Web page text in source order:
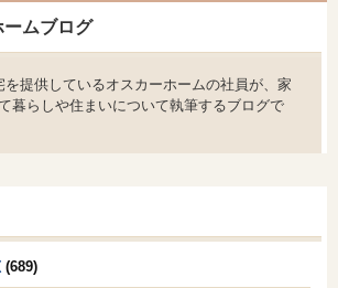
ームブログ
を提供しているオスカーホームの社員が、家
暮らしや住まいについて執筆するブログで
(689)